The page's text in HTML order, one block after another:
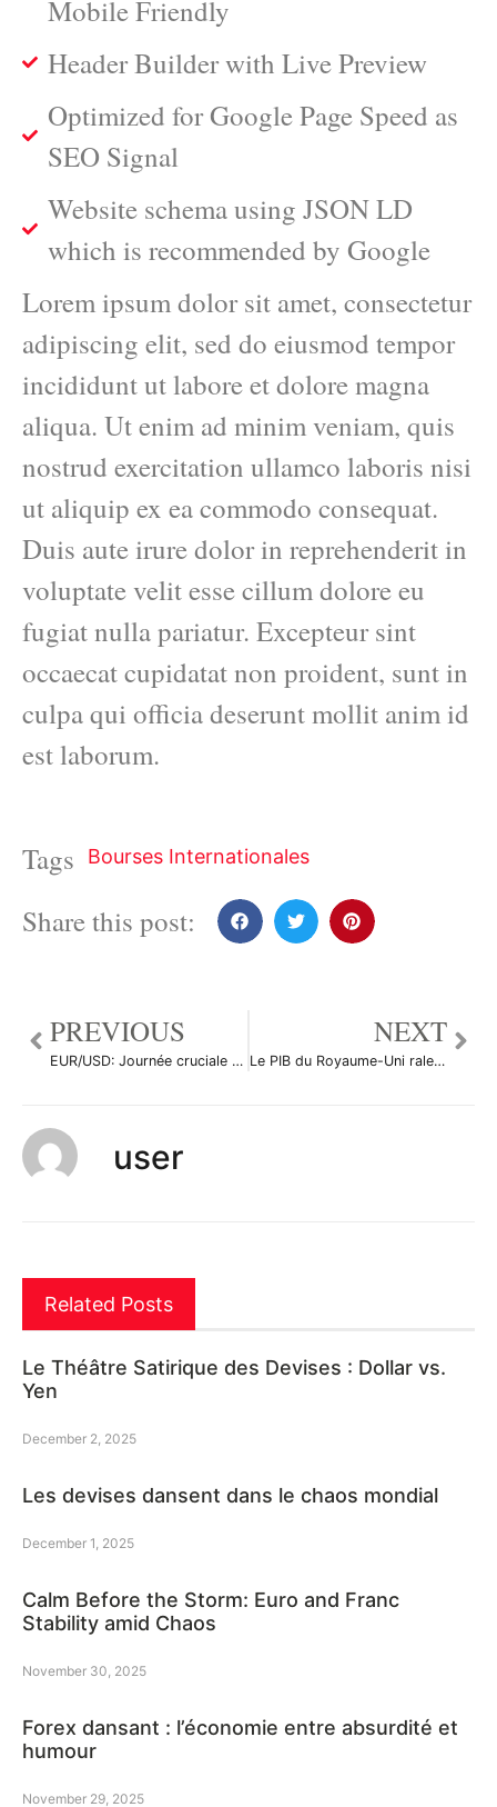
Mobile Friendly
Header Builder with Live Preview
Optimized for Google Page Speed as
SEO Signal
Website schema using JSON LD
which is recommended by Google
Lorem ipsum dolor sit amet, consectetur
adipiscing elit, sed do eiusmod tempor
incididunt ut labore et dolore magna
aliqua. Ut enim ad minim veniam, quis
nostrud exercitation ullamco laboris nisi
ut aliquip ex ea commodo consequat.
Duis aute irure dolor in reprehenderit in
voluptate velit esse cillum dolore eu
fugiat nulla pariatur. Excepteur sint
occaecat cupidatat non proident, sunt in
culpa qui officia deserunt mollit anim id
est laborum.
Tags Bourses Internationales
Share this post:
PREVIOUS
EUR/USD: Journée cruciale pour l’Euro-Dollar, BCE et Fed au programme
NEXT
Le PIB du Royaume-Uni ralentit en février comme anticipé par le consensus
user
Related Posts
Le Théâtre Satirique des Devises : Dollar vs.
Yen
December 2, 2025
Les devises dansent dans le chaos mondial
December 1, 2025
Calm Before the Storm: Euro and Franc
Stability amid Chaos
November 30, 2025
Forex dansant : l’économie entre absurdité et
humour
November 29, 2025